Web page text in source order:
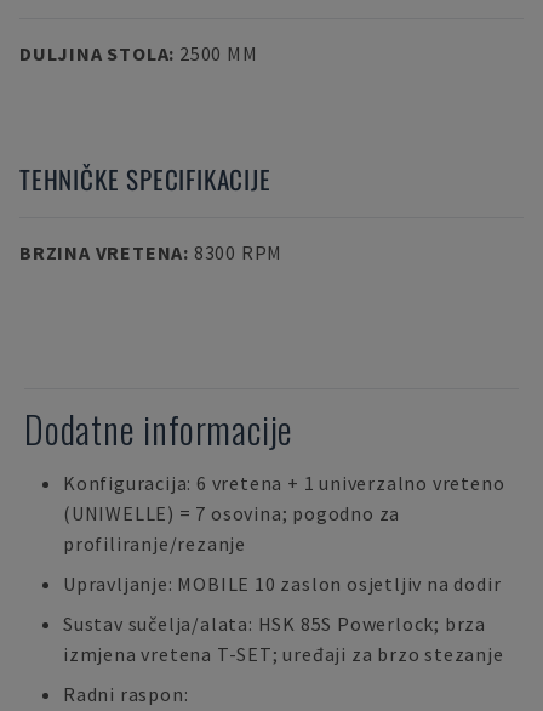
DULJINA STOLA: 2500 MM
TEHNIČKE SPECIFIKACIJE
BRZINA VRETENA: 8300 RPM
Dodatne informacije
Konfiguracija: 6 vretena + 1 univerzalno vreteno
(UNIWELLE) = 7 osovina; pogodno za
profiliranje/rezanje
Upravljanje: MOBILE 10 zaslon osjetljiv na dodir
Sustav sučelja/alata: HSK 85S Powerlock; brza
izmjena vretena T-SET; uređaji za brzo stezanje
Radni raspon: